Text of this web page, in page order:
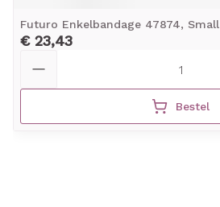
Futuro Enkelbandage 47874, Small
€ 23,43
Bestel